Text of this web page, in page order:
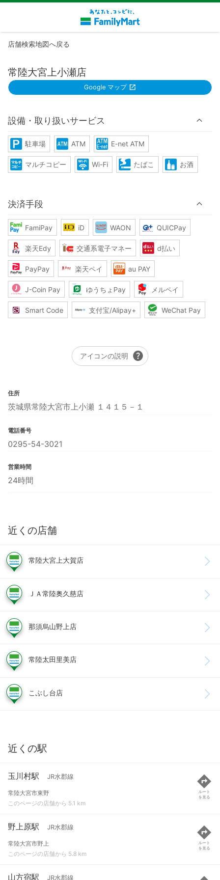
店舗検索地図へ戻る
常陸大宮上小瀬店
Google マップ
設備・取り扱いサービス
駐車場 ATM E-net ATM
マルチコピー Wi-Fi たばこ お酒
決済手段
FamiPay iD WAON QUICPay
楽天Edy 交通系電子マネー d払い
PayPay 楽天ペイ au PAY
J-Coin Pay ゆうちょPay メルペイ
Smart Code 支付宝/Alipay+ WeChat Pay
アイコンの説明 help
住所
茨城県常陸大宮市上小瀬 １４１５－１
電話番号
0295-54-3021
営業時間
24時間
近くの店舗
常陸大宮上大賀店
ＪＡ常陸奥久慈店
那須烏山野上店
常陸太田里美店
こぶし台店
近くの駅
玉川村駅 JR水郡線
常陸大宮市東野
このページの店舗から 5.1 km
ルート
を見る
野上原駅 JR水郡線
常陸大宮市野上
このページの店舗から 5.8 km
ルート
を見る
山方宿駅 JR水郡線